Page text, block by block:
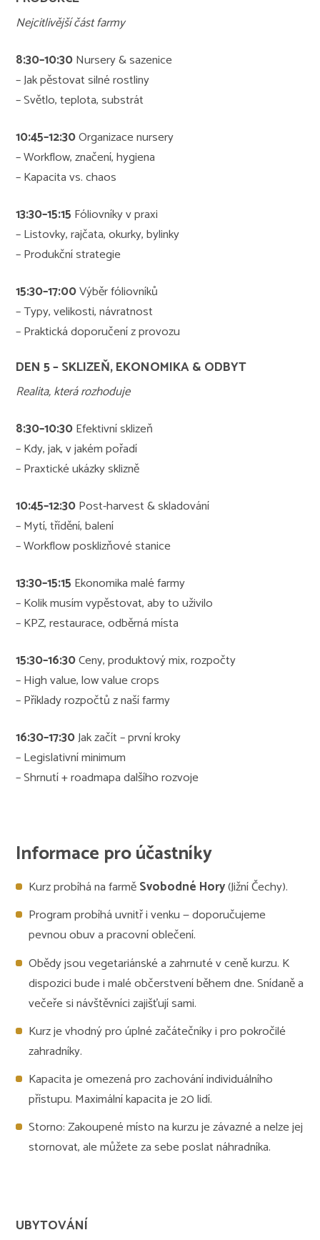
Nejcitlivější část farmy
8:30–10:30Nursery & sazenice
– Jak pěstovat silné rostliny
– Světlo, teplota, substrát
10:45–12:30Organizace nursery
– Workflow, značení, hygiena
– Kapacita vs. chaos
13:30–15:15 Fóliovníky v praxi
– Listovky, rajčata, okurky, bylinky
– Produkční strategie
15:30–17:00Výběr fóliovníků
– Typy, velikosti, návratnost
– Praktická doporučení z provozu
DEN 5 – SKLIZEŇ, EKONOMIKA & ODBYT
Realita, která rozhoduje
8:30–10:30Efektivní sklizeň
– Kdy, jak, v jakém pořadí
– Praxtické ukázky sklizně
10:45–12:30Post-harvest & skladování
– Mytí, třídění, balení
– Workflow posklizňové stanice
13:30–15:15 Ekonomika malé farmy
– Kolik musím vypěstovat, aby to uživilo
– KPZ, restaurace, odběrná místa
15:30–16:30Ceny, produktový mix, rozpočty
– High value, low value crops
– Příklady rozpočtů z naší farmy
16:30–17:30Jak začít – první kroky
– Legislativní minimum
– Shrnutí + roadmapa dalšího rozvoje
Informace pro účastníky
Kurz probíhá na farměSvobodné Hory(Jižní Čechy).
Program probíhá uvnitř i venku — doporučujeme
pevnou obuv a pracovní oblečení.
Obědy jsou vegetariánské a zahrnuté v ceně kurzu. K
dispozici bude i malé občerstvení během dne. Snídaně a
večeře si návštěvníci zajišťují sami.
Kurz je vhodný pro úplné začátečníky i pro pokročilé
zahradníky.
Kapacita je omezená pro zachování individuálního
přístupu. Maximální kapacita je 20 lidí.
Storno: Zakoupené místo na kurzu je závazné a nelze jej
stornovat, ale můžete za sebe poslat náhradníka.
UBYTOVÁNÍ